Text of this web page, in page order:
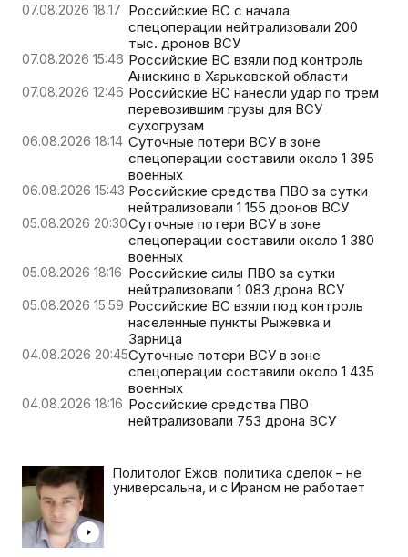
07.08.2026 18:17 Российские ВС с начала
спецоперации нейтрализовали 200
тыс. дронов ВСУ
07.08.2026 15:46 Российские ВС взяли под контроль
Анискино в Харьковской области
07.08.2026 12:46 Российские ВС нанесли удар по трем
перевозившим грузы для ВСУ
сухогрузам
06.08.2026 18:14 Суточные потери ВСУ в зоне
спецоперации составили около 1 395
военных
06.08.2026 15:43 Российские средства ПВО за сутки
нейтрализовали 1 155 дронов ВСУ
05.08.2026 20:30Суточные потери ВСУ в зоне
спецоперации составили около 1 380
военных
05.08.2026 18:16 Российские силы ПВО за сутки
нейтрализовали 1 083 дрона ВСУ
05.08.2026 15:59 Российские ВС взяли под контроль
населенные пункты Рыжевка и
Зарница
04.08.2026 20:45Суточные потери ВСУ в зоне
спецоперации составили около 1 435
военных
04.08.2026 18:16 Российские средства ПВО
нейтрализовали 753 дрона ВСУ
Политолог Ежов: политика сделок – не
универсальна, и с Ираном не работает